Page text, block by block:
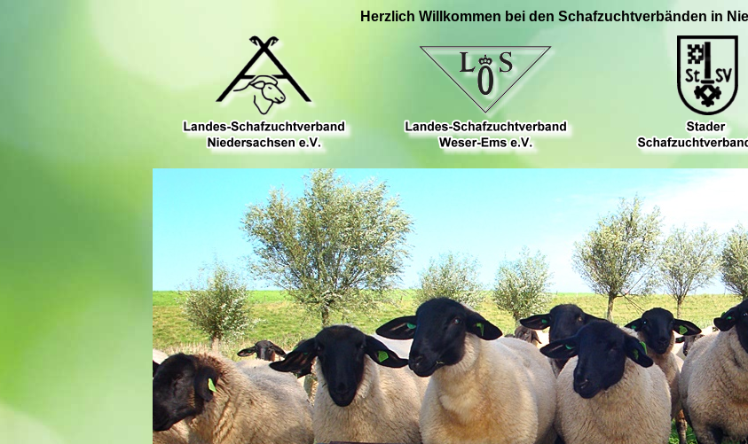
Herzlich Willkommen bei den Schafzuchtverbänden in